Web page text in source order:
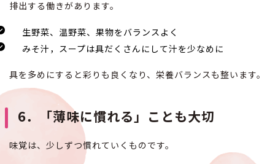
排出する働きがあります。
生野菜、温野菜、果物をバランスよく
みそ汁，スープは具だくさんにして汁を少なめに
具を多めにすると彩りも良くなり、栄養バランスも整います。
6．「薄味に慣れる」ことも大切
味覚は、少しずつ慣れていくものです。